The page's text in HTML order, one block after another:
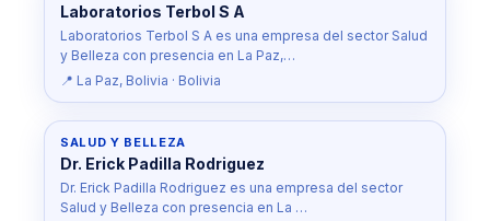
Laboratorios Terbol S A
Laboratorios Terbol S A es una empresa del sector Salud
y Belleza con presencia en La Paz,…
📍 La Paz, Bolivia · Bolivia
SALUD Y BELLEZA
Dr. Erick Padilla Rodriguez
Dr. Erick Padilla Rodriguez es una empresa del sector
Salud y Belleza con presencia en La …